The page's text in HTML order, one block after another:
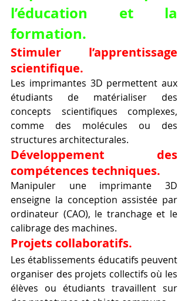
l’éducation et la
formation.
Stimuler l’apprentissage
scientifique.
Les imprimantes 3D permettent aux
étudiants de matérialiser des
concepts scientifiques complexes,
comme des molécules ou des
structures architecturales.
Développement des
compétences techniques.
Manipuler une imprimante 3D
enseigne la conception assistée par
ordinateur (CAO), le tranchage et le
calibrage des machines.
Projets collaboratifs.
Les établissements éducatifs peuvent
organiser des projets collectifs où les
élèves ou étudiants travaillent sur